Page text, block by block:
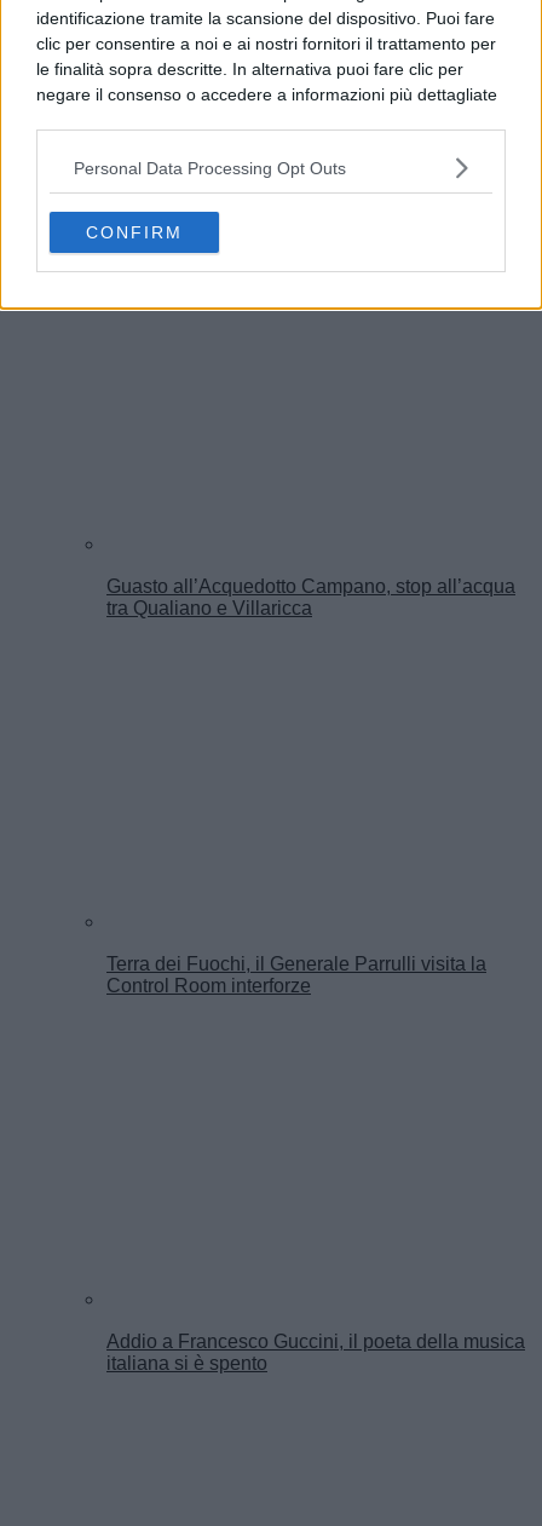
identificazione tramite la scansione del dispositivo. Puoi fare
clic per consentire a noi e ai nostri fornitori il trattamento per
le finalità sopra descritte. In alternativa puoi fare clic per
negare il consenso o accedere a informazioni più dettagliate
possono non richiedere il tuo consenso, ma hai il diritto di
opporti a tale trattamento. Le tue preferenze si
preferenze in qualsiasi momento ritornando su questo sito o
consultando la nostrainformativa sulla riservatezza.
Personal Data Processing Opt Outs
CONFIRM
Pozzuoli, servizio Poste per cittadini con case
inagibili dopo il sisma
Guasto all’Acquedotto Campano, stop all’acqua
tra Qualiano e Villaricca
Terra dei Fuochi, il Generale Parrulli visita la
Control Room interforze
Addio a Francesco Guccini, il poeta della musica
italiana si è spento